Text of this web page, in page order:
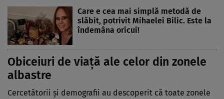
Care e cea mai simplă metodă de
slăbit, potrivit Mihaelei Bilic. Este la
îndemâna oricui!
Obiceiuri de viață ale celor din zonele
albastre
Cercetătorii și demografii au descoperit că toate zonele